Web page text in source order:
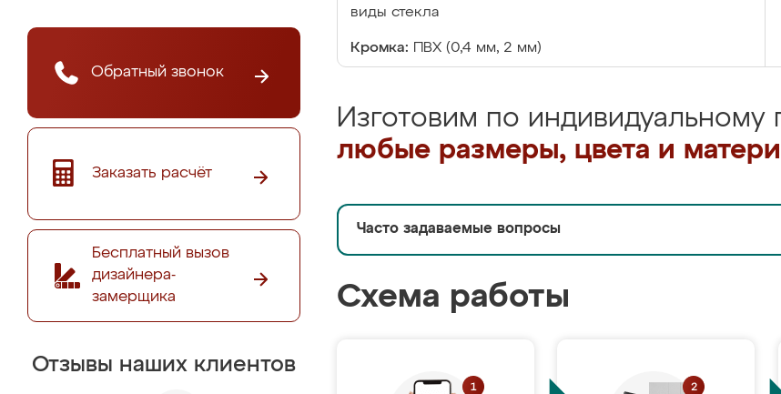
Обратный звонок
Заказать расчёт
Бесплатный вызов
дизайнера-
замерщика
Отзывы наших клиентов
виды стекла
Кромка: ПВХ (0,4 мм, 2 мм)
Изготовим по индивидуальному
любые размеры, цвета и
Часто задаваемые вопросы
Схема работы